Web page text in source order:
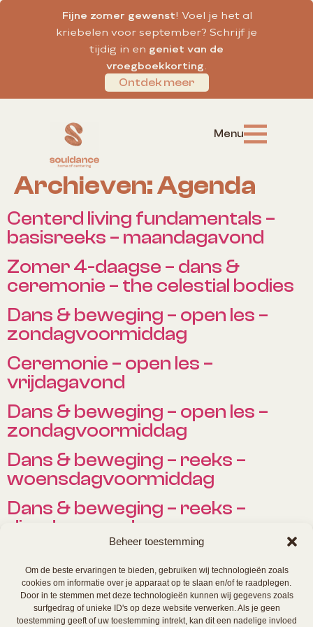
Beheer toestemming
Om de beste ervaringen te bieden, gebruiken wij technologieën zoals
cookies om informatie over je apparaat op te slaan en/of te raadplegen.
Door in te stemmen met deze technologieën kunnen wij gegevens zoals
surfgedrag of unieke ID's op deze website verwerken. Als je geen
toestemming geeft of uw toestemming intrekt, kan dit een nadelige invloed
Fijne zomer gewenst! Voel je het al
kriebelen voor september? Schrijf je
tijdig in en geniet van de
vroegboekkorting.
Ontdek meer
Archieven:Agenda
Centerd living fundamentals –
basisreeks – maandagavond
Zomer 4-daagse – dans &
ceremonie – the celestial bodies
Dans & beweging – open les –
zondagvoormiddag
Ceremonie – open les –
vrijdagavond
Dans & beweging – open les –
zondagvoormiddag
Dans & beweging – reeks –
woensdagvoormiddag
Dans & beweging – reeks –
dinsdagavond
dinsdagavond
Dans & beweging – open les –